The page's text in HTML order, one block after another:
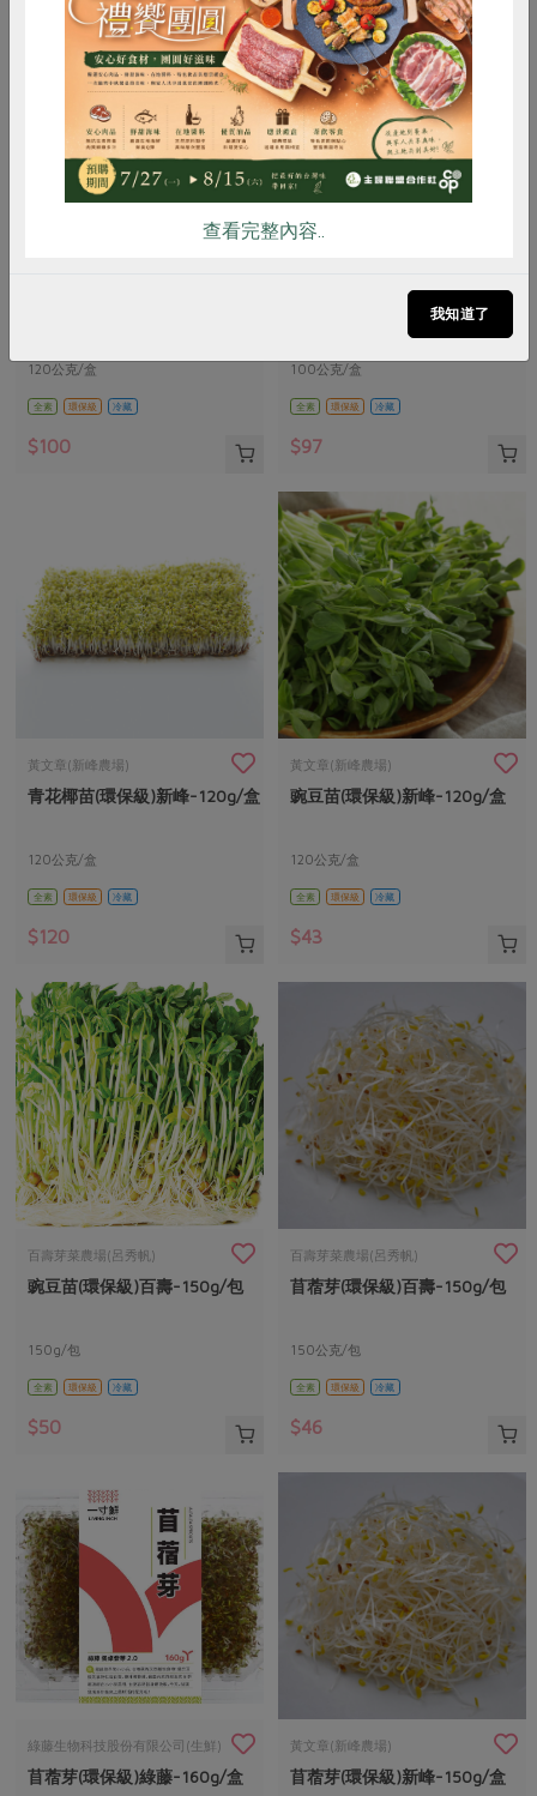
120公克/盒
全素 環保級 冷藏
$100
青花芽(環保級)永豐-100g/盒
100公克/盒
全素 環保級 冷藏
$97
黃文章(新峰農場)
青花椰苗(環保級)新峰-120g/盒
120公克/盒
全素 環保級 冷藏
$120
黃文章(新峰農場)
豌豆苗(環保級)新峰-120g/盒
120公克/盒
全素 環保級 冷藏
$43
百壽芽菜農場(呂秀帆)
豌豆苗(環保級)百壽-150g/包
150g/包
全素 環保級 冷藏
$50
百壽芽菜農場(呂秀帆)
苜蓿芽(環保級)百壽-150g/包
150公克/包
全素 環保級 冷藏
$46
綠藤生物科技股份有限公司(生鮮)
苜蓿芽(環保級)綠藤-160g/盒
黃文章(新峰農場)
苜蓿芽(環保級)新峰-150g/盒
惜食 RPET 食譜 減硝酸鹽
雞蛋 食安 共同購買
查看完整內容..
我知道了